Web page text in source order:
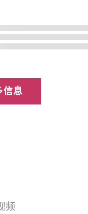
频